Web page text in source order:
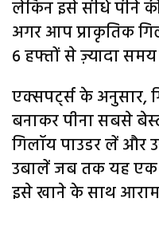
लेकिन इसे सीधे पीने
अगर आप प्राकृतिक
6 हफ्तों से ज़्यादा
एक्सपर्ट्स के अनुसार,
बनाकर पीना सबसे
गिलॉय पाउडर लें और
उबालें जब तक यह
इसे खाने के साथ